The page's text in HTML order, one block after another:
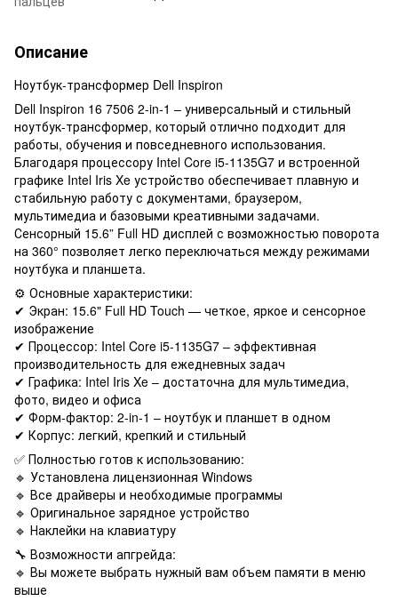
Описание
Ноутбук-трансформер Dell Inspiron
Dell Inspiron 16 7506 2-in-1 – универсальный и стильный
ноутбук-трансформер, который отлично подходит для
работы, обучения и повседневного использования.
Благодаря процессору Intel Core i5-1135G7 и встроенной
графике Intel Iris Xe устройство обеспечивает плавную и
стабильную работу с документами, браузером,
мультимедиа и базовыми креативными задачами.
Сенсорный 15.6” Full HD дисплей с возможностью поворота
на 360° позволяет легко переключаться между режимами
ноутбука и планшета.
⚙️ Основные характеристики:
✔ Экран: 15.6" Full HD Touch — четкое, яркое и сенсорное
изображение
✔ Процессор: Intel Core i5-1135G7 – эффективная
производительность для ежедневных задач
✔ Графика: Intel Iris Xe – достаточна для мультимедиа,
фото, видео и офиса
✔ Форм-фактор: 2-in-1 – ноутбук и планшет в одном
✔ Корпус: легкий, крепкий и стильный
✅ Полностью готов к использованию:
🔹 Установлена ​​лицензионная Windows
🔹 Все драйверы и необходимые программы
🔹 Оригинальное зарядное устройство
🔹 Наклейки на клавиатуру
🔧 Возможности апгрейда:
🔹 Вы можете выбрать нужный вам объем памяти в меню
выше